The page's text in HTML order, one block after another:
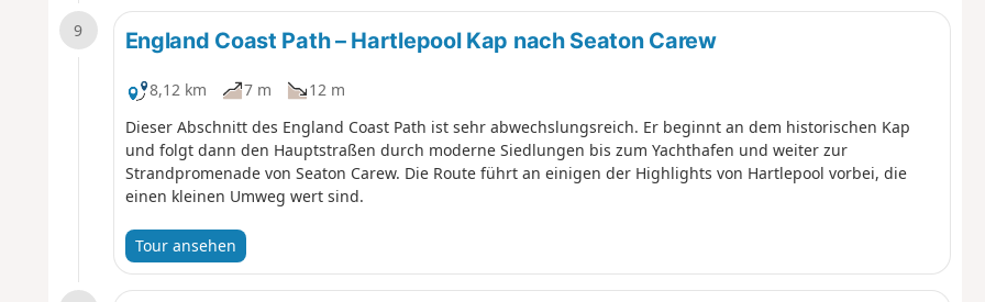
9 England Coast Path – Hartlepool Kap nach Seaton Carew
8,12 km 7 m
12 m
Dieser Abschnitt des England Coast Path ist sehr abwechslungsreich. Er beginnt an dem historischen Kap
und folgt dann den Hauptstraßen durch moderne Siedlungen bis zum Yachthafen und weiter zur
Strandpromenade von Seaton Carew. Die Route führt an einigen der Highlights von Hartlepool vorbei, die
einen kleinen Umweg wert sind.
Tour ansehen